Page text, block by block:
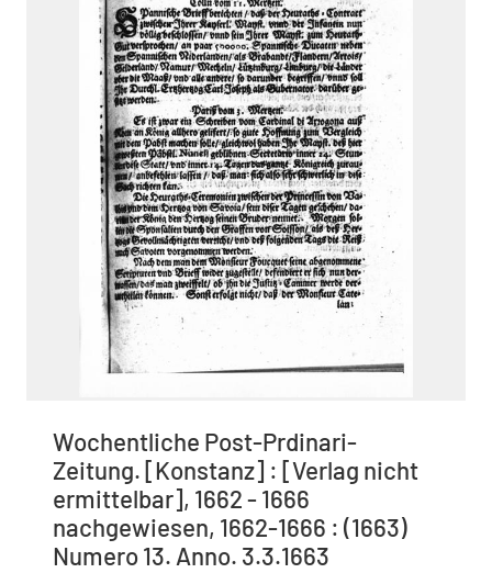
Wochentliche Post-Prdinari-
Zeitung. [Konstanz] : [Verlag nicht
ermittelbar], 1662 - 1666
nachgewiesen, 1662-1666 : (1663)
Numero 13. Anno. 3.3.1663